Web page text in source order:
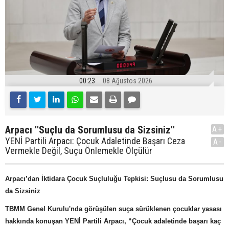
00:23 08 Ağustos 2026
Arpacı ''Suçlu da Sorumlusu da Sizsiniz''
YENİ Partili Arpacı: Çocuk Adaletinde Başarı Ceza
Vermekle Değil, Suçu Önlemekle Ölçülür
A+
A-
Arpacı’dan İktidara Çocuk Suçluluğu Tepkisi: Suçlusu da Sorumlusu
da Sizsiniz
TBMM Genel Kurulu'nda görüşülen suça sürüklenen çocuklar yasası
hakkında konuşan YENİ Partili Arpacı, “Çocuk adaletinde başarı kaç